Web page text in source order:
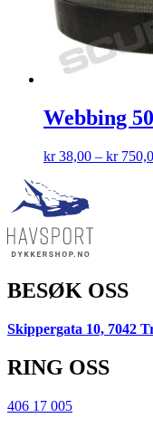
Webbing
kr38,00 – kr
BESØK OSS
Skippergata 10, 7042
RING OSS
406 17 005